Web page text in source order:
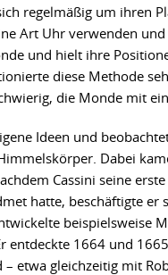
regelmäßig um ihren
Art Uhr verwenden
und hielt ihre
diese Methode
die Monde mit
Ideen und
Dabei
Cassini seine
hatte, beschäftigte er
beispielsweise
entdeckte 1664 und
etwa gleichzeitig mit